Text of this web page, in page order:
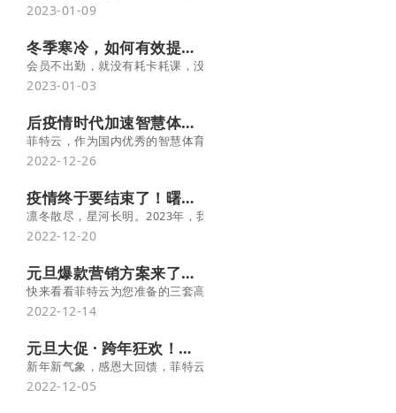
2023-01-09
冬季寒冷，如何有效提升学员出勤率？
会员不出勤，就没有耗卡耗课，没有收入，场馆人气下降，还会影响
2023-01-03
后疫情时代加速智慧体育建设，菲特云开辟场馆运营新思路
菲特云，作为国内优秀的智慧体育一站式服务商，充分融合“互联网
2022-12-26
疫情终于要结束了！曙光初现，未来可期！ -菲特云
凛冬散尽，星河长明。2023年，我们相信，中国经济复苏没有悬念
2022-12-20
元旦爆款营销方案来了，助力场馆2023“开门红”！
快来看看菲特云为您准备的三套高人气营销方案，照着做，打赢开年
2022-12-14
元旦大促 · 跨年狂欢！菲特云系统开抢啦
新年新气象，感恩大回馈，菲特云给您送大福利了，元旦大促，纷呈
2022-12-05